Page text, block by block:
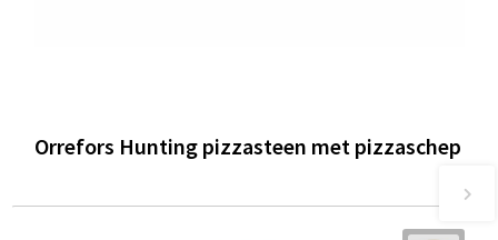
Orrefors Hunting pizzasteen met pizzaschep